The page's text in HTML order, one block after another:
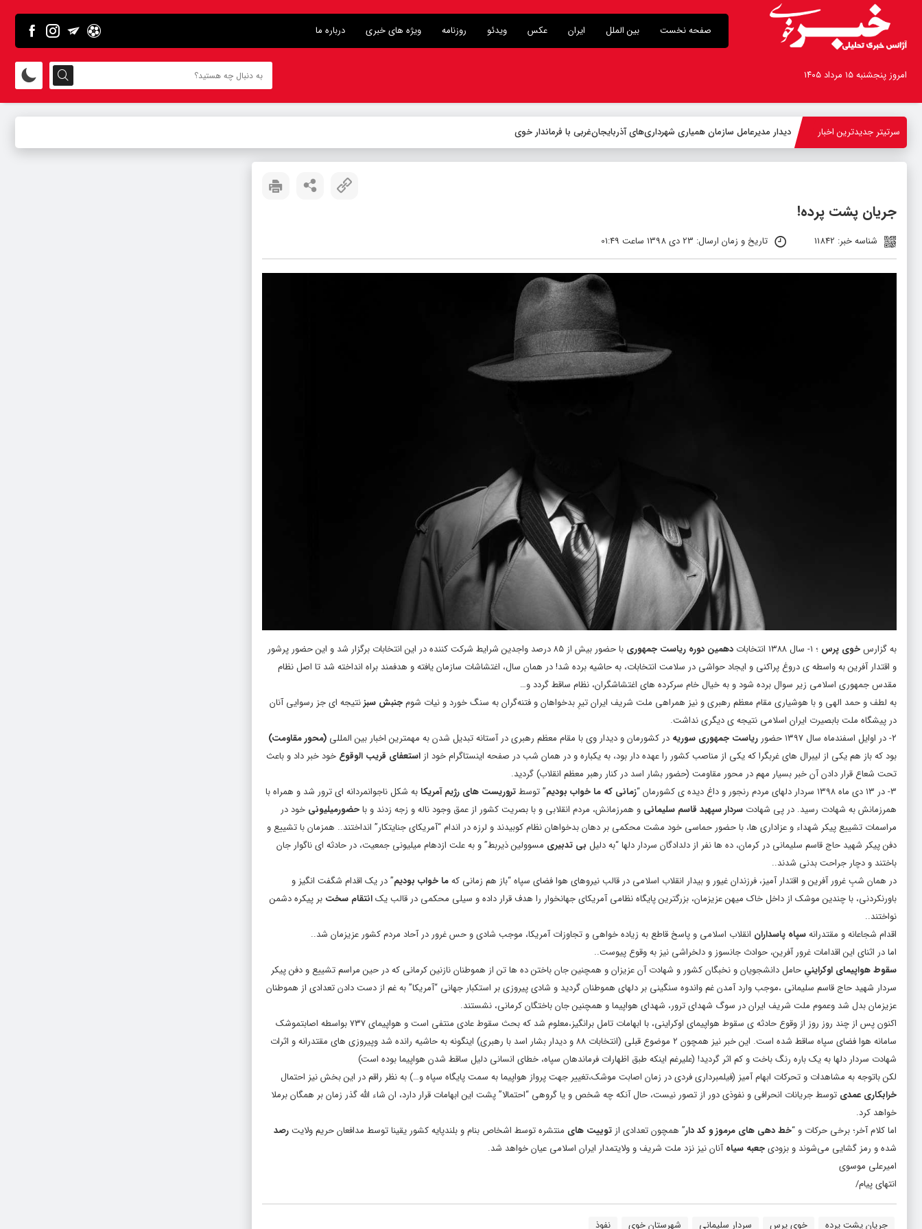
صفحه نخست بین الملل ایران عکس ویدئو روزنامه ویژه های خبری درباره ما
امروز پنجشنبه ۱۵ مرداد ۱۴۰۵
سرتیتر جدیدترین اخبار -
جریان پشت پرده!
شناسه خبر: 11842 تاریخ و زمان ارسال: 23 دی 1398 ساعت 01:49
به گزارسخوی پرس ؛ ۱- سال ۱۳۸۸ انتخابات دهمین دوره ریاست جمهوری
با حضور بیش از ۸۵ درصد واجدین شرایط شرکت کننده در این انتخابات برگزار شد و این حضور پرشور
و اقتدار آفرین به واسطه ی دروغ پراکنی و ایجاد حواشی در سلامت انتخابات، به حاشیه برده شد! در همان سال، اغتشاشات سازمان یافته و هدفمند براه انداخته شد تا اصل نظام
مقدس جمهوری اسلامی زیر سوال برده شود و به خیال خام سرکرده های اغتشاشگران، نظام ساقط گردد و…
به لطف و حمد الهی و با هوشیاری مقام معظم رهبری و نیز همراهی ملت شریف ایران تیرِ بدخواهان و فتنه‌گران به سنگ خورد و نیات شومجنبش سبزنتیجه ای جز رسوایی آنان
در پیشگاه ملت بابصیرت ایران اسلامی نتیجه ی دیگری نداشت.
۲- در اوایل اسفندماه سال ۱۳۹۷ حضور
ریاست جمهوری سوریه در کشورمان و دیدار وی با مقام معظم رهبری در آستانه تبدیل شدن به مهمترین اخبار بین المللی (محور مقاومت)
بود که باز هم یکی از لیبرال های غربگرا که یکی از مناصب کشور را عهده دار بود، به یکباره و در همان ‌شب در صفحه اینستاگرام خود از استعفای قریب الوقوع خود خبر داد و باعث
تحت ‌شعاع قرار دادن آن خبر بسیار مهم در محور مقاومت (حضور بشار اسد در کنار رهبر معظم انقلاب) گردید.
۳- در ۱۳ دی ماه ۱۳۹۸ سردار دلهای مردم رنجور و داغ دیده ی کشورمان “
زمانی که ما خواب بودیم” توسطتروریست های رژیم آمریکابه شکل ناجوانمردانه ای ترور شد و همراه با
همرزمانش به شهادت رسید. در پی شهادت سردار سپهبد قاسم سلیمانی و همرزمانش، مردم انقلابی و با بصریت کشور از عمق وجود ناله و زجه زدند و باحضورمیلیونی خود در
مراسمات تشییع پیکر شهداء و عزاداری ها، با حضور حماسی خود مشت محکمی بر دهان بدخواهان نظام کوبیدند و لرزه در اندام “آمریکای جنایتکار” انداختند.. همزمان با تشییع و
دفن پیکر شهید حاج قاسم سلیمانی در کرمان، ده ها نفر از دلدادگان سردار دلها “به دلیل بی تدبیری مسوولین ذیربط” و به علت ازدهام میلیونی جمعیت، در حادثه ای ناگوار جان
باختند و دچار جراحت بدنی شدند..
در همان شبِ غرور آفرین و اقتدار آمیز، فرزندان غیور و بیدار انقلاب اسلامی در قالب نیروهای هوا فضای سپاه “باز هم زمانی کهما خواب بودیم” در یک اقدام شگفت انگیز و
باورنکردنی، با چندین موشک از داخل خاک میهن عزیزمان، بزرگترین پایگاه نظامی آمریکای جهانخوار را هدف قرار داده و سیلی محکمی در قالب یکانتقام سخت بر پیکره دشمن
نواختند..
اقدام شجاعانه و مقتدرانهسپاه پاسداران انقلاب اسلامی و پاسخ قاطع به زیاده خواهی و تجاوزات آمریکا، موجب شادی و حس غرور در آحاد مردم کشور عزیزمان شد..
اما در اثنای این اقدامات غرور آفرین، حوادث جانسوز و دلخراشی نیز به وقوع پیوست..
سقوط هواپیمای اوکراینیِ حامل دانشجویان و نخبگان کشور و شهادت آن عزیزان و همچنین جان باختن ده ها تن از هموطنان نازنین کرمانی که در حین مراسم تشییع و دفن پیکر
سردار شهید حاج قاسم سلیمانی ،موجب وارد آمدن غم واندوه سنگینی بر دلهای هموطنان گردید و شادی پیروزی بر استکبار جهانی “آمریکا” به غم از دست دادن تعدادی از هموطنان
عزیزمان بدل شد وعموم ملت شریف ایران در سوگ شهدای ترور، شهدای هواپیما و همچنین جان باختگان کرمانی، نشستند.
اکنون پس از چند روز روز از وقوع حادثه ی سقوط هواپیمای اوکراینی، با ابهامات تامل برانگیز،معلوم شد که بحث سقوط عادی منتفی است و هواپیمای ۷۳۷ بواسطه اصابتموشک
سامانه هوا فضای سپاه ساقط شده است. این خبر نیز همچون ۲ موضوع قبلی (انتخابات ۸۸ و دیدار بشار اسد با رهبری) اینگونه به حاشیه رانده شد وپیروزی های مقتدرانه و اثرات
شهادت سردار دلها به یک باره رنگ باخت و کم اثر گردید! (علیرغم اینکه طبق اظهارات فرماندهان سپاه، خطای انسانی دلیل ساقط شدن هواپیما بوده است)
لکن باتوجه به مشاهدات و تحرکات ابهام آمیز (فیلمبرداری فردی در زمان اصابت موشک،تغییر جهت پرواز هواپیما به سمت پایگاه سپاه و…) به نظر راقم در این بخش نیز احتمال
خرابکاری عمدی توسط جریانات انحرافی و نفوذی دور از تصور نیست، حال آنکه چه شخص و یا گروهی “احتمالا” پشت این ابهامات قرار دارد، ان شاء الله گذر زمان بر همگان برملا
خواهد کرد.
اما کلام آخر؛ برخی حرکات و “خط دهی های مرموز و کد دار” همچون تعدادی از توییت های منتشره توسط اشخاص بنام و بلندپایه کشور یقینا توسط مدافعان حریم ولایترصد
شده و رمز گشایی می‌شوند و بزودیجعبه سیاهآنان نیز نزد ملت شریف و ولایتمدار ایران اسلامی عیان خواهد شد.
امیرعلی موسوی
انتهای پیام/
جریان پشت پرده خوی پرس سردار سلیمانی شهرستان خوی نفوذ